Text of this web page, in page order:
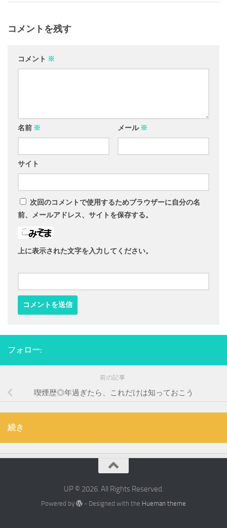
コメントを残す
コメント ※
名前 ※ メール ※
サイト
次回のコメントで使用するためブラウザーに自分の名
前、メールアドレス、サイトを保存する。
上に表示された文字を入力してください。
フォロー:
前の記事
喫煙歴◎年過ぎたら、これだけは知っておこう
続き
UP © 2026. All Rights Reserved.
Powered by - Designed with the Hueman theme